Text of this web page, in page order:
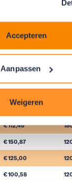
Accepteren
Aanpassen
Weigeren
Bruto maandlasten
€ 112,46
€ 150,87
€ 125,00
€ 100,58